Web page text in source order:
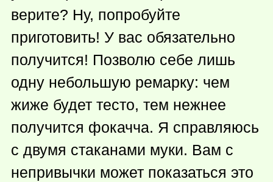
верите? Ну, попробуйте
приготовить! У вас обязательно
получится! Позволю себе лишь
одну небольшую ремарку: чем
жиже будет тесто, тем нежнее
получится фокачча. Я справляюсь
с двумя стаканами муки. Вам с
непривычки может показаться это